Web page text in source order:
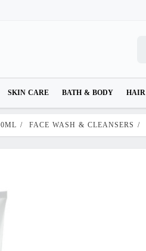
SKIN CARE BATH & BODY HAIR
/
FACE WASH & CLEANSERS
/